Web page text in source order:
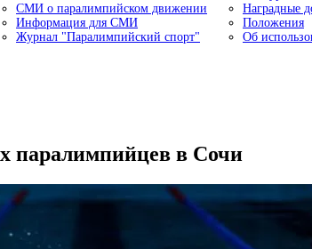
СМИ о паралимпийском движении
Информация для СМИ
Журнал "Паралимпийский спорт"
Наградные
Положения
Об
паралимпийцев в Сочи